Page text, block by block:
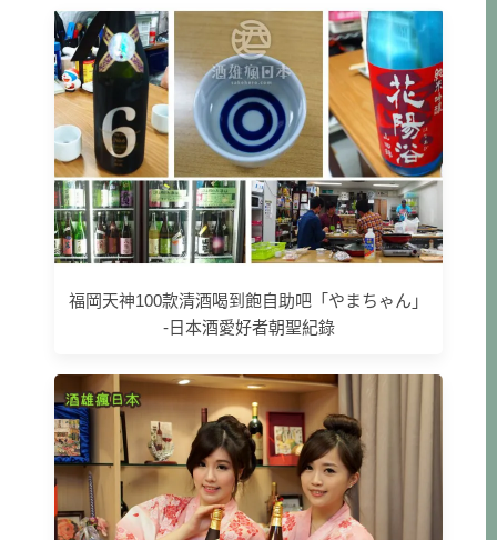
福岡天神100款清酒喝到飽自助吧「やまちゃん」
-日本酒愛好者朝聖紀錄